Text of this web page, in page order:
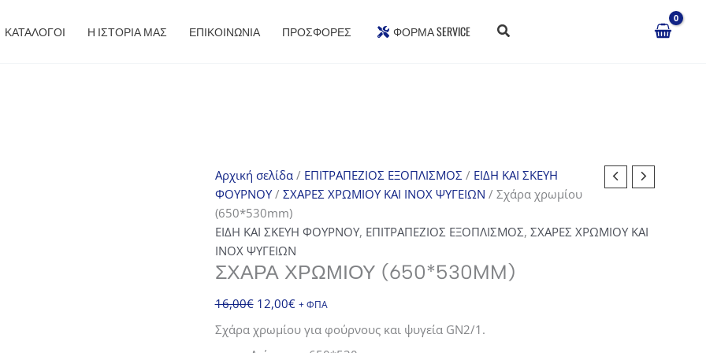
ΚΑΤΑΛΟΓΟΙ Η ΙΣΤΟΡΙΑ ΜΑΣ ΕΠΙΚΟΙΝΩΝΙΑ ΠΡΟΣΦΟΡΈΣ ΦΌΡΜΑ SERVICE
Αρχική σελίδα/ ΕΠΙΤΡΑΠΕΖΙΟΣ ΕΞΟΠΛΙΣΜΟΣ/ ΕΙΔΗ ΚΑΙ ΣΚΕΥΗ
ΦΟΥΡΝΟΥ/ ΣΧΑΡΕΣ ΧΡΩΜΙΟΥ ΚΑΙ INOX ΨΥΓΕΙΩΝ / Σχάρα χρωμίου
(650*530mm)
ΕΙΔΗ ΚΑΙ ΣΚΕΥΗ ΦΟΥΡΝΟΥ, ΕΠΙΤΡΑΠΕΖΙΟΣ ΕΞΟΠΛΙΣΜΟΣ, ΣΧΑΡΕΣ ΧΡΩΜΙΟΥ ΚΑΙ
INOX ΨΥΓΕΙΩΝ
ΣΧΆΡΑ ΧΡΩΜΊΟΥ (650*530MM)
16,00€ Original
was:
12,00€Η
τρέχουσα
τιμή
+ ΦΠΑ
Σχάρα χρωμίου για φούρνους και ψυγεία GN2/1.